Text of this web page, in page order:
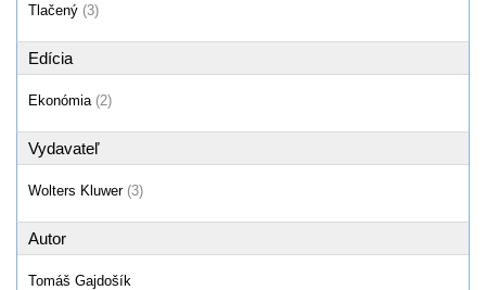
Tlačený (3)
Edícia
Ekonómia (2)
Vydavateľ
Wolters Kluwer (3)
Autor
Tomáš Gajdošík